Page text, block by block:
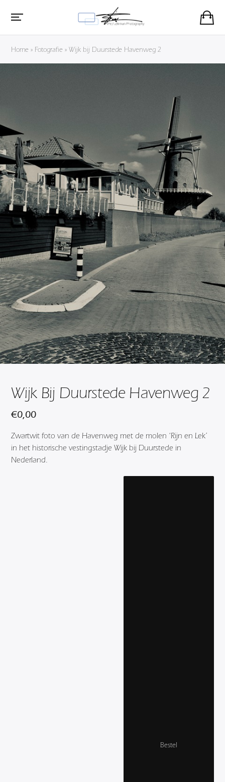
Home » Fotografie »Wijk bij Duurstede Havenweg 2
Wijk Bij Duurstede Havenweg 2
€0,00
Zwartwit foto van de Havenweg met de molen ‘Rijn en Lek’
in het historische vestingstadje Wijk bij Duurstede in
Nederland.
Bestel